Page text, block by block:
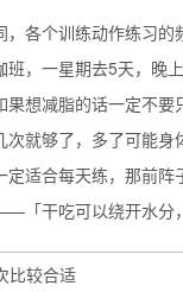
个训练动作练习的
，一星期去5天，晚
果想减脂的话一定不
就够了，多了可能
定适合每天练，那前
「干吃可以绕开水分